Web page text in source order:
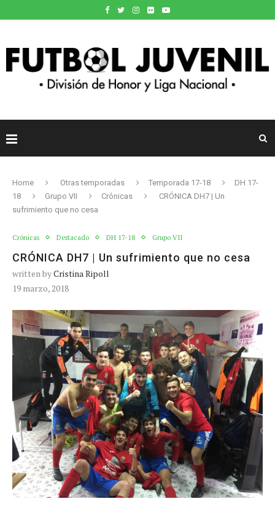
Home Otras temporadas Temporada 17-18
DH 17-
18
Grupo VII Crónicas
CRÓNICA DH7 | Un
sufrimiento que no cesa
Crónicas Destacado DH 17-18 Grupo VII
CRÓNICA DH7 | Un sufrimiento que no cesa
written byCristina Ripoll
19 marzo, 2018